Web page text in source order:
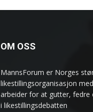
OM OSS
MannsForum er Norges
likestillingsorganisasjon
arbeider for at gutter, fedre
i likestillingsdebatten